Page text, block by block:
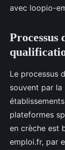
avec loopio-
Processus
Le processus
souvent par la
plateformes
en crèche est
emploi.fr, par